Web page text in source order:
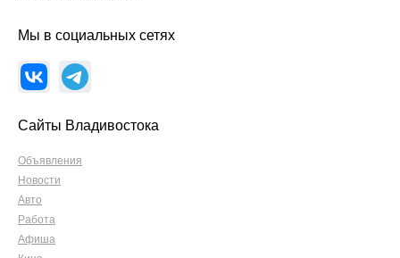
Мы в социальных сетях
Сайты Владивостока
Объявления
Новости
Авто
Работа
Афиша